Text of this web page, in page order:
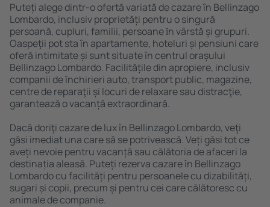
Puteți alege dintr-o ofertă variată de cazare în Bellinzago
Lombardo, inclusiv proprietăți pentru o singură
persoană, cupluri, familii, persoane ȋn vârstă și grupuri.
Oaspeţii pot sta în apartamente, hoteluri și pensiuni care
oferă intimitate și sunt situate în centrul orașului
Bellinzago Lombardo. Facilitățile din apropiere, inclusiv
companii de închirieri auto, transport public, magazine,
centre de reparaţii și locuri de relaxare sau distracţie,
garantează o vacanță extraordinară.
Dacă doriţi cazare de lux în Bellinzago Lombardo, veţi
găsi imediat una care să se potrivească. Veți găsi tot ce
aveți nevoie pentru vacanță sau călătoria de afaceri la
destinația aleasă. Puteți rezerva cazare în Bellinzago
Lombardo cu facilități pentru persoanele cu dizabilități,
sugari și copii, precum și pentru cei care călătoresc cu
animale de companie.